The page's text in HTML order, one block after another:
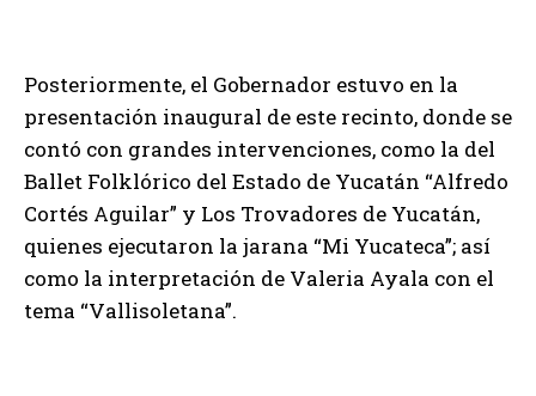
Posteriormente, el Gobernador estuvo en la
presentación inaugural de este recinto, donde se
contó con grandes intervenciones, como la del
Ballet Folklórico del Estado de Yucatán “Alfredo
Cortés Aguilar” y Los Trovadores de Yucatán,
quienes ejecutaron la jarana “Mi Yucateca”; así
como la interpretación de Valeria Ayala con el
tema “Vallisoletana”.